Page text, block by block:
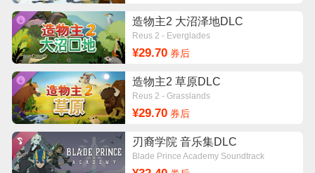
造物主2 大沼泽地DLC
Reus 2 - Everglades
¥29.70券后
造物主2 草原DLC
Reus 2 - Grasslands
¥29.70券后
刃裔学院 音乐集DLC
Blade Prince Academy Soundtrack